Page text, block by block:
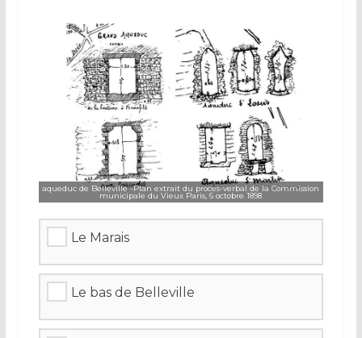
aqueduc de Belleville -Plan extrait du procès-verbal de la Commission
municipale du Vieux Paris, 6 octobre 1898
Le Marais
Le bas de Belleville